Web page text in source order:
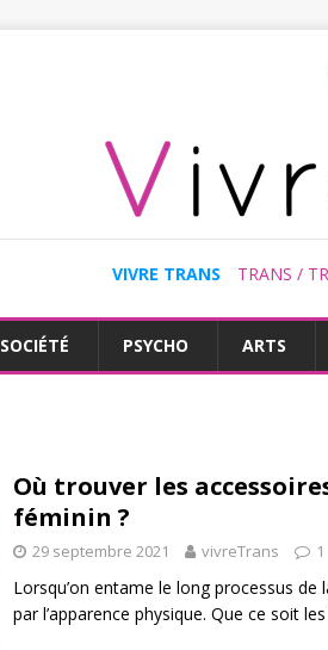
VIVRE TRANS TRANS /
SOCIÉTÉ PSYCHO ARTS
Où trouver les
féminin ?
29 septembre 2021 vivreTrans 1
Lorsqu’on entame le long processus
par l’apparence physique. Que ce soit